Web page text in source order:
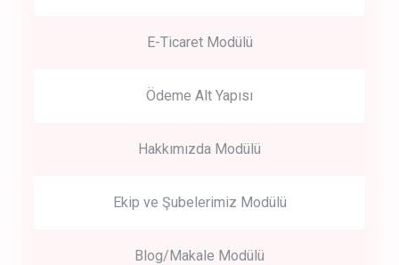
E-Ticaret Modülü
Ödeme Alt Yapısı
Hakkımızda Modülü
Ekip ve Şubelerimiz Modülü
Blog/Makale Modülü